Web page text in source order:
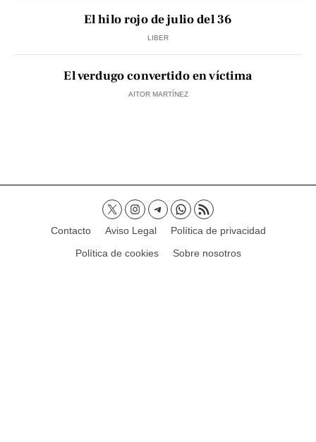
El hilo rojo de julio del 36
LIBER
El verdugo convertido en víctima
AITOR MARTÍNEZ
Contacto Aviso Legal
Política de privacidad
Política de cookies
Sobre nosotros